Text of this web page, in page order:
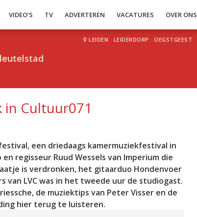
VIDEO’S TV ADVERTEREN VACATURES OVER ONS
LEIDEN · LEIDERDORP · OEGSTGEEST ·
in Cultuur071
een driedaags kamermuziekfestival in
regisseur Ruud Wessels van Imperium die
is verdronken, het gitaarduo Hondenvoer
van LVC was in het tweede uur de studiogast.
de muziektips van Peter Visser en de
hier terug te luisteren.